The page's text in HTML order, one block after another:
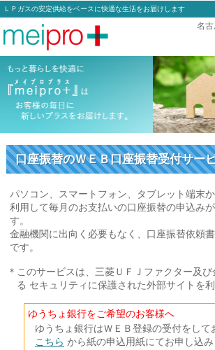
ＬＰガスの安定供給をベースに快適な生活をお届けします
名古
口座振替のＷＥＢ口座振替受付サー
パソコン、スマートフォン、タブレット端末
利用して毎月のお支払いの口座振替の申込み
す。
金融機関に出向く必要もなく、口座振替依頼
です。
このサービスは、三菱ＵＦＪファクター及
る セキュリティに保護された外部サイトを利
ゆうちょ銀行をご希望のお客様へ
ゆうちょ銀行はＷＥＢ登録の受付をして
こちら から紙の申込用紙にてお申し込み